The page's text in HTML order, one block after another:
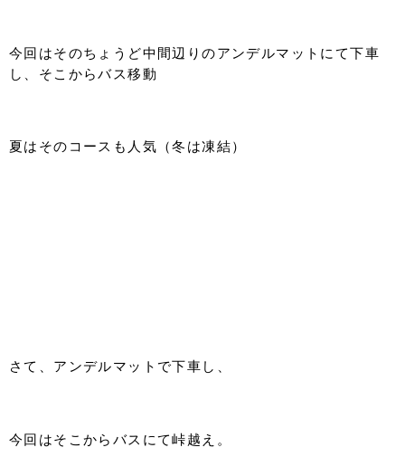
今回はそのちょうど中間辺りのアンデルマットにて下車
し、そこからバス移動
夏はそのコースも人気（冬は凍結）
さて、アンデルマットで下車し、
今回はそこからバスにて峠越え。